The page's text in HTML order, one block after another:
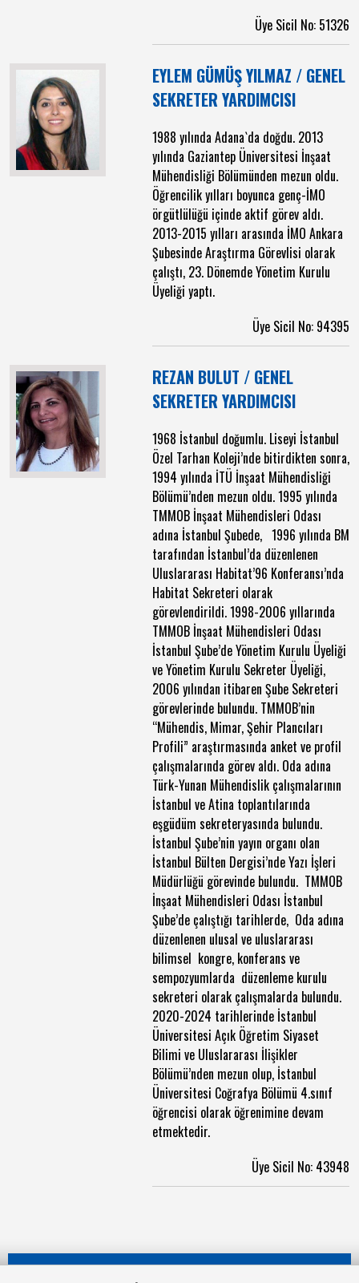
Üye Sicil No: 51326
EYLEM GÜMÜŞ YILMAZ / GENEL
SEKRETER YARDIMCISI
1988 yılında Adana`da doğdu. 2013
yılında Gaziantep Üniversitesi İnşaat
Mühendisliği Bölümünden mezun oldu.
Öğrencilik yılları boyunca genç-İMO
örgütlülüğü içinde aktif görev aldı.
2013-2015 yılları arasında İMO Ankara
Şubesinde Araştırma Görevlisi olarak
çalıştı, 23. Dönemde Yönetim Kurulu
Üyeliği yaptı.
Üye Sicil No: 94395
REZAN BULUT / GENEL
SEKRETER YARDIMCISI
1968 İstanbul doğumlu. Liseyi İstanbul
Özel Tarhan Koleji’nde bitirdikten sonra,
1994 yılında İTÜ İnşaat Mühendisliği
Bölümü’nden mezun oldu. 1995 yılında
TMMOB İnşaat Mühendisleri Odası
adına İstanbul Şubede, 1996 yılında BM
tarafından İstanbul’da düzenlenen
Uluslararası Habitat’96 Konferansı’nda
Habitat Sekreteri olarak
görevlendirildi. 1998-2006 yıllarında
TMMOB İnşaat Mühendisleri Odası
İstanbul Şube’de Yönetim Kurulu Üyeliği
ve Yönetim Kurulu Sekreter Üyeliği,
2006 yılından itibaren Şube Sekreteri
görevlerinde bulundu. TMMOB’nin
“Mühendis, Mimar, Şehir Plancıları
Profili” araştırmasında anket ve profil
çalışmalarında görev aldı. Oda adına
Türk-Yunan Mühendislik çalışmalarının
İstanbul ve Atina toplantılarında
eşgüdüm sekreteryasında bulundu.
İstanbul Şube’nin yayın organı olan
İstanbul Bülten Dergisi’nde Yazı İşleri
Müdürlüğü görevinde bulundu. TMMOB
İnşaat Mühendisleri Odası İstanbul
Şube’de çalıştığı tarihlerde, Oda adına
düzenlenen ulusal ve uluslararası
bilimsel kongre, konferans ve
sempozyumlarda düzenleme kurulu
sekreteri olarak çalışmalarda bulundu.
2020-2024 tarihlerinde İstanbul
Üniversitesi Açık Öğretim Siyaset
Bilimi ve Uluslararası İlişikler
Bölümü’nden mezun olup, İstanbul
Üniversitesi Coğrafya Bölümü 4.sınıf
öğrencisi olarak öğrenimine devam
etmektedir.
Üye Sicil No: 43948